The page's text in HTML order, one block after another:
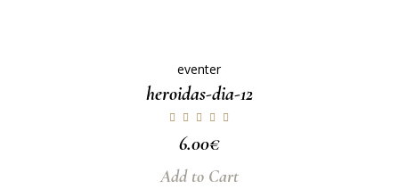
eventer
heroidas-dia-12
6.00€
Add to Cart